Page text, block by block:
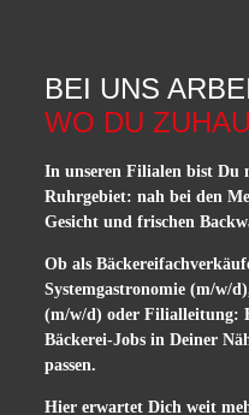
BEI UNS
WO DU
In unseren Filialen bist
Ruhrgebiet: nah bei den
Gesicht und frischen
Ob als
Systemgastronomie (m/w/
(m/w/d) oder Filialleitung:
Bäckerei-Jobs in Deiner
passen.
Hier erwartet Dich weit